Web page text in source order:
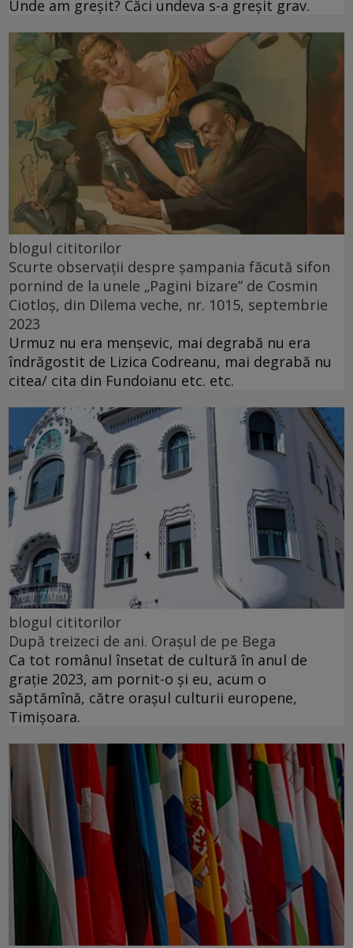
Unde am greșit? Căci undeva s-a greșit grav.
blogul cititorilor
Scurte observații despre șampania făcută sifon
pornind de la unele „Pagini bizare” de Cosmin
Ciotloș, din Dilema veche, nr. 1015, septembrie
2023
Urmuz nu era menșevic, mai degrabă nu era
îndrăgostit de Lizica Codreanu, mai degrabă nu
citea/ cita din Fundoianu etc. etc.
blogul cititorilor
După treizeci de ani. Orașul de pe Bega
Ca tot românul însetat de cultură în anul de
grație 2023, am pornit-o și eu, acum o
săptămînă, către orașul culturii europene,
Timișoara.